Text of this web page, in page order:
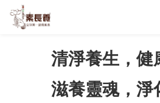
清淨養生，健
滋養靈魂，淨